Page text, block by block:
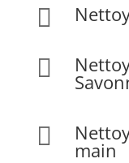


 main